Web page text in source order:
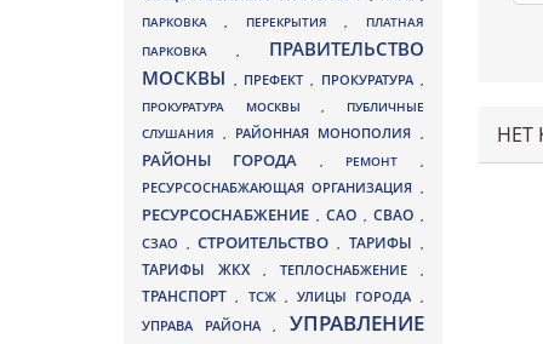
НЕТ
ПАРКОВКА, ПЕРЕКРЫТИЯ,
ПЛАТНАЯ
ПАРКОВКА ,
ПРАВИТЕЛЬСТВО
МОСКВЫ , ПРЕФЕКТ, ПРОКУРАТУРА ,
ПРОКУРАТУРА МОСКВЫ ,
ПУБЛИЧНЫЕ
СЛУШАНИЯ, РАЙОННАЯ МОНОПОЛИЯ ,
РАЙОНЫ ГОРОДА , РЕМОНТ ,
РЕСУРСОСНАБЖАЮЩАЯ ОРГАНИЗАЦИЯ ,
РЕСУРСОСНАБЖЕНИЕ , САО , СВАО ,
СЗАО ,СТРОИТЕЛЬСТВО, ТАРИФЫ ,
ТАРИФЫ ЖКХ , ТЕПЛОСНАБЖЕНИЕ ,
ТРАНСПОРТ, ТСЖ , УЛИЦЫ ГОРОДА ,
УПРАВА РАЙОНА, УПРАВЛЕНИЕ